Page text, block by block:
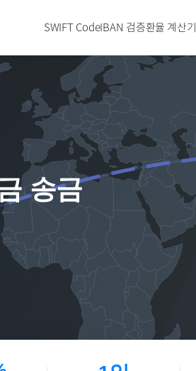
SWIFT CodeIBAN 검증환율 계산기
송금